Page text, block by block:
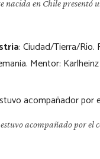
nacida en Chile presentó
: Ciudad/Tierra/Río.
Mentor:
acompañado por el